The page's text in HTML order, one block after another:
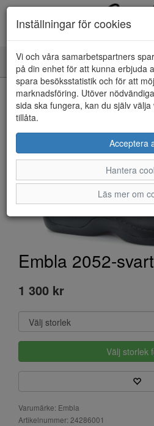
Toggle
navigation
HEM
Embla 2052-svart
1 300 kr
Välj storlek
Varumärke: Embla
Artikelnummer: 24286001
Inställningar för cookies
Vi och våra samarbetspartners
på din enhet för att kunna erbjuda
spara besöksstatistik och för att
marknadsföring. Utöver
sida ska fungera, kan du själv
tillåta.
Acceptera
Hantera
Läs mer om